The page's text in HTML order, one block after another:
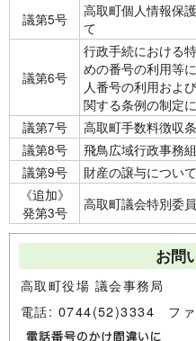
議第5号
高取町個人情報保
て
議第6号
行政手続における
めの番号の利用等
人番号の利用およ
関する条例の制定
議第7号 高取町手数料徴収
議第8号
飛鳥広域行政事務
議第9号
財産の譲与について
《追加》
発第3号
高取町議会特別委
お問
高取町役場 議会事務局
電話: 0744(52)3334 フ